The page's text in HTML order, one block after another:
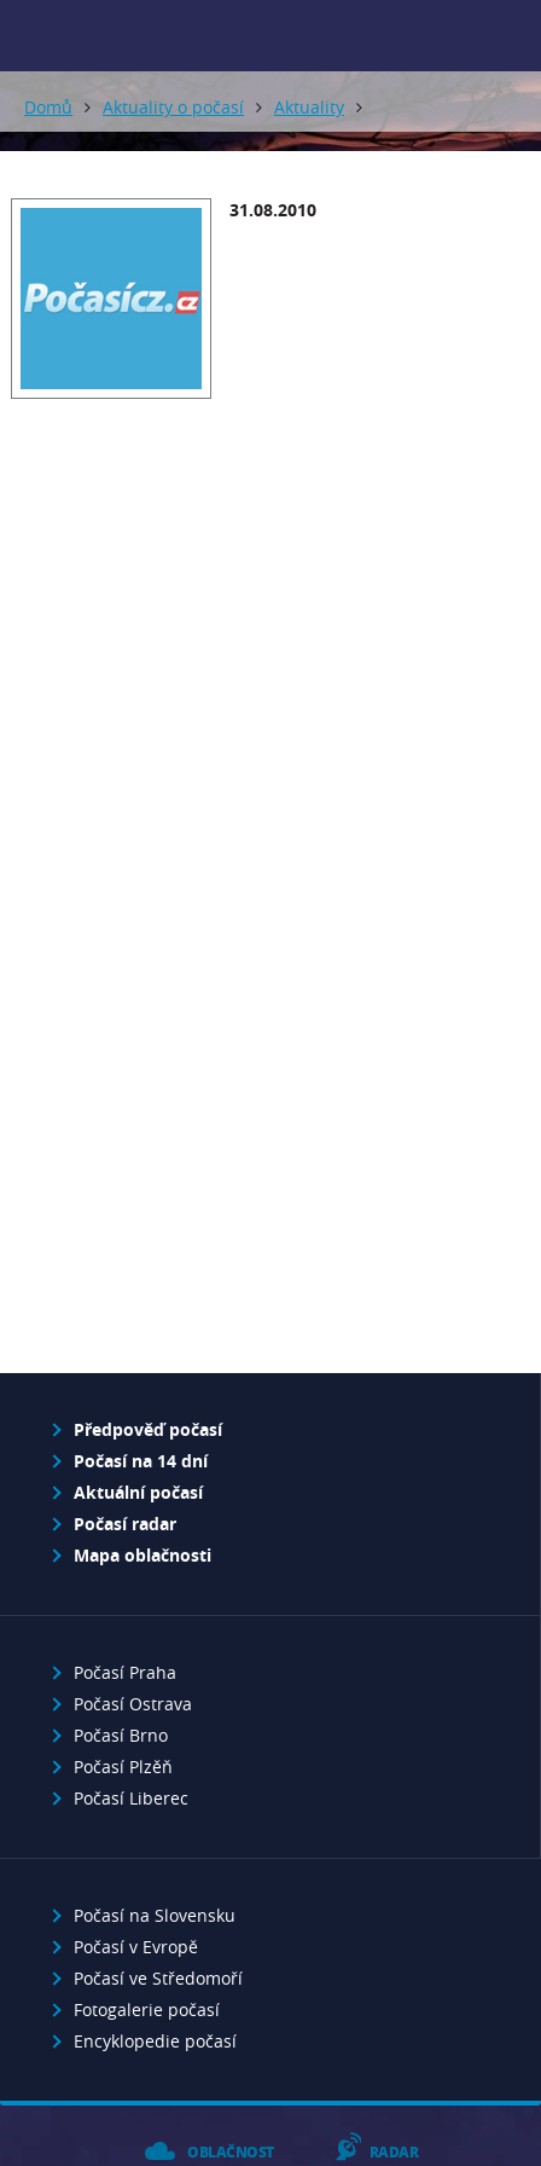
Domů Aktuality o počasí Aktuality
31.08.2010
Předpověď počasí
Počasí na 14 dní
Aktuální počasí
Počasí radar
Mapa oblačnosti
Počasí Praha
Počasí Ostrava
Počasí Brno
Počasí Plzěň
Počasí Liberec
Počasí na Slovensku
Počasí v Evropě
Počasí ve Středomoří
Fotogalerie počasí
Encyklopedie počasí
OBLAČNOST RADAR